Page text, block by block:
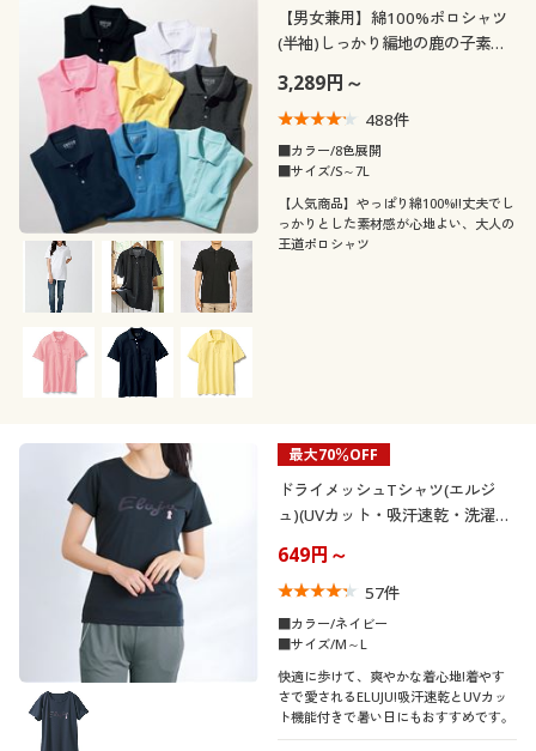
デジタルカタログ
カタログ無料プレゼント
会員メニュー
マイページ
閲覧履歴
お気に入り
サポート
ご利用ガイド
よくある質問とお問い合わせ
メンズサイズ
S M LL
5L 6L
カラー
こだわり条件
で絞り込む
柄・デザイン
無地 スリット
スキッパー ハイネック
袖
長袖
素材
コットン・綿100
ウォッシャブル(洗
吸汗速乾
シーン
スポーツ
【男女兼用】綿100%ポロシャツ
(半袖)しっかり編地の鹿の子素材
3,289円～
488件
■カラー/8色展開
■サイズ/S～7L
【人気商品】やっぱり綿100%!!丈夫でし
っかりとした素材感が心地よい、大人の
王道ポロシャツ
最大70％OFF
ドライメッシュTシャツ(エルジ
ュ)(UVカット・吸汗速乾・洗濯機
649円～
57件
■カラー/ネイビー
■サイズ/M～L
快適に歩けて、爽やかな着心地!着やす
さで愛されるELUJU!吸汗速乾とUVカッ
ト機能付きで暑い日にもおすすめです。